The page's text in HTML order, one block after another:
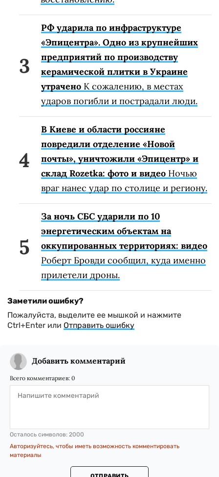
РФ ударила по инфраструктуре
«Эпицентра». Одно из крупнейших
предприятий по производству
керамической плитки в Украине
утрачено К сожалению, в местах
ударов погибли и пострадали люди.
В Киеве и области россияне
повредили отделение «Новой
почты», уничтожили «Эпицентр» и
склад Rozetka: фото и видео Ночью
враг нанес удар по столице и региону.
За ночь СБС ударили по 10
энергетическим объектам на
оккупированных территориях: видео
Роберт Бровди сообщил, куда именно
прилетели дроны.
Заметили ошибку?
Пожалуйста, выделите ее мышкой и нажмите
Ctrl+Enter или Отправить ошибку
Добавить комментарий
Всего комментариев: 0
Осталось символов: 2000
Авторизуйтесь, чтобы иметь возможность комментировать
материалы